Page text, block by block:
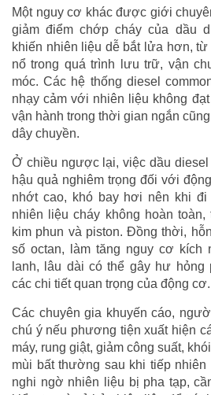
Một nguy cơ khác được giới
giảm điểm chớp cháy của dầu
khiến nhiên liệu dễ bắt lửa hơn,
nổ trong quá trình lưu trữ, vận
móc. Các hệ thống diesel
nhạy cảm với nhiên liệu không
vận hành trong thời gian ngắn
dây chuyền.
Ở chiều ngược lại, việc dầu
hậu quả nghiêm trọng đối với
nhớt cao, khó bay hơi nên khi
nhiên liệu cháy không hoàn toàn,
kim phun và piston. Đồng thời,
số octan, làm tăng nguy cơ kích
lanh, lâu dài có thể gây hư hỏng
các chi tiết quan trọng của động cơ.
Các chuyên gia khuyến cáo,
chú ý nếu phương tiện xuất hiện
máy, rung giật, giảm công suất,
mùi bất thường sau khi tiếp
nghi ngờ nhiên liệu bị pha tạp,